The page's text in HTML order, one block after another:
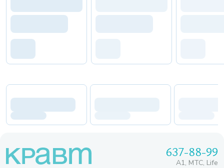
637-88-99
A1, МТС, Life